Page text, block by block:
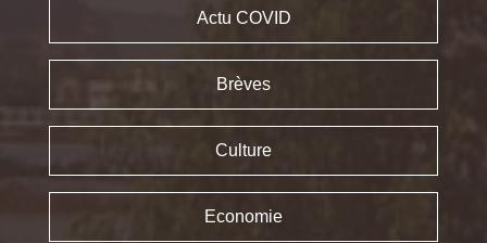
Actu COVID
Brèves
Culture
Economie